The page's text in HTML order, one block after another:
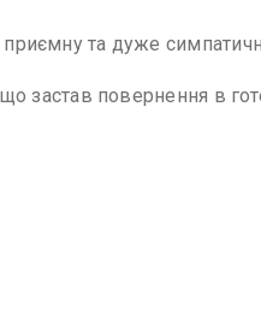
та дуже
застав повернення в